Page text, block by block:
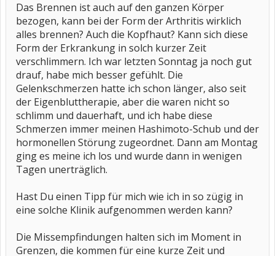
Das Brennen ist auch auf den ganzen Körper
bezogen, kann bei der Form der Arthritis wirklich
alles brennen? Auch die Kopfhaut? Kann sich diese
Form der Erkrankung in solch kurzer Zeit
verschlimmern. Ich war letzten Sonntag ja noch gut
drauf, habe mich besser gefühlt. Die
Gelenkschmerzen hatte ich schon länger, also seit
der Eigenbluttherapie, aber die waren nicht so
schlimm und dauerhaft, und ich habe diese
Schmerzen immer meinen Hashimoto-Schub und der
hormonellen Störung zugeordnet. Dann am Montag
ging es meine ich los und wurde dann in wenigen
Tagen unerträglich.
Hast Du einen Tipp für mich wie ich in so zügig in
eine solche Klinik aufgenommen werden kann?
Die Missempfindungen halten sich im Moment in
Grenzen, die kommen für eine kurze Zeit und